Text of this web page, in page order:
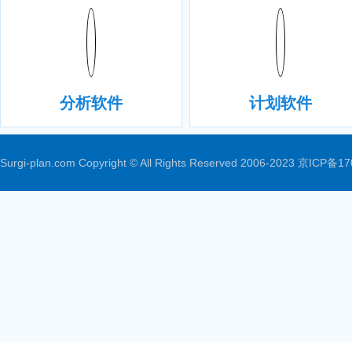
分析软件 计划软件
Surgi-plan.com Copyright © All Rights Reserved 2006-2023 京ICP备